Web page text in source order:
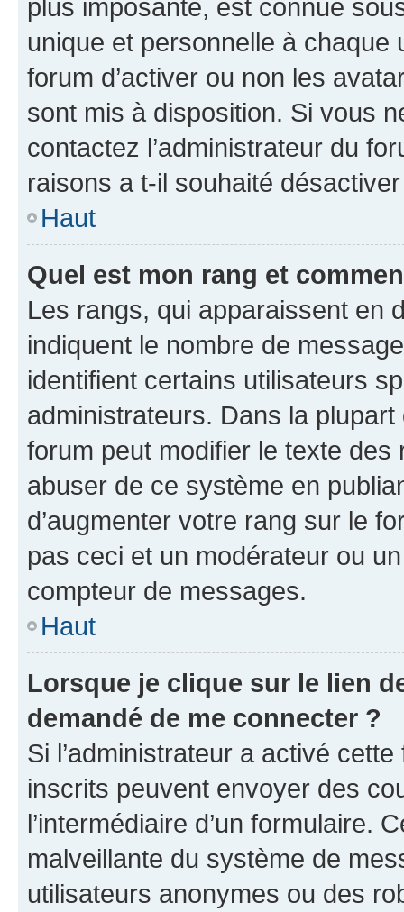
plus imposante, est connue
unique et personnelle à chaque
forum d’activer ou non les
sont mis à disposition. Si vous
contactez l’administrateur du
raisons a t-il souhaité
Haut
Quel est mon rang et
Les rangs, qui apparaissent en
indiquent le nombre de
identifient certains utilisateurs
administrateurs. Dans la
forum peut modifier le texte
abuser de ce système en
d’augmenter votre rang sur le
pas ceci et un modérateur ou
compteur de messages.
Haut
Lorsque je clique sur le lien
demandé de me connecter ?
Si l’administrateur a activé
inscrits peuvent envoyer des
l’intermédiaire d’un formulaire.
malveillante du système de
utilisateurs anonymes ou des